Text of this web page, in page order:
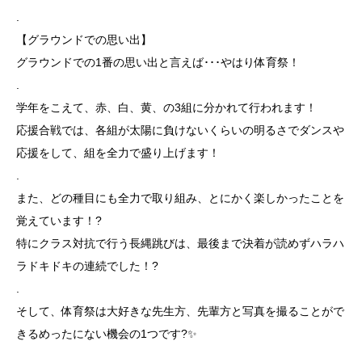
【グラウンドでの思い出】
グラウンドでの1番の思い出と言えば･･･やはり体育祭！
学年をこえて、赤、白、黄、の3組に分かれて行われます！
応援合戦では、各組が太陽に負けないくらいの明るさでダンスや
応援をして、組を全力で盛り上げます！
また、どの種目にも全力で取り組み、とにかく楽しかったことを
覚えています！?
特にクラス対抗で行う長縄跳びは、最後まで決着が読めずハラハ
ラドキドキの連続でした！?
そして、体育祭は大好きな先生方、先輩方と写真を撮ることがで
きるめったにない機会の1つです?✨